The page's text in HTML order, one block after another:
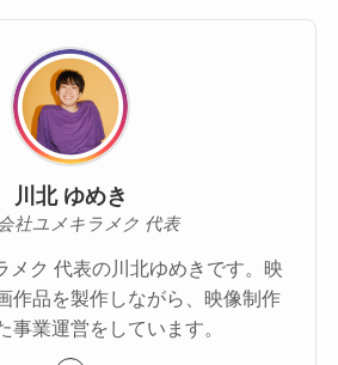
川北 ゆめき
社ユメキラメク 代表
メク 代表の川北ゆめきです。映
作品を製作しながら、映像制作
事業運営をしています。